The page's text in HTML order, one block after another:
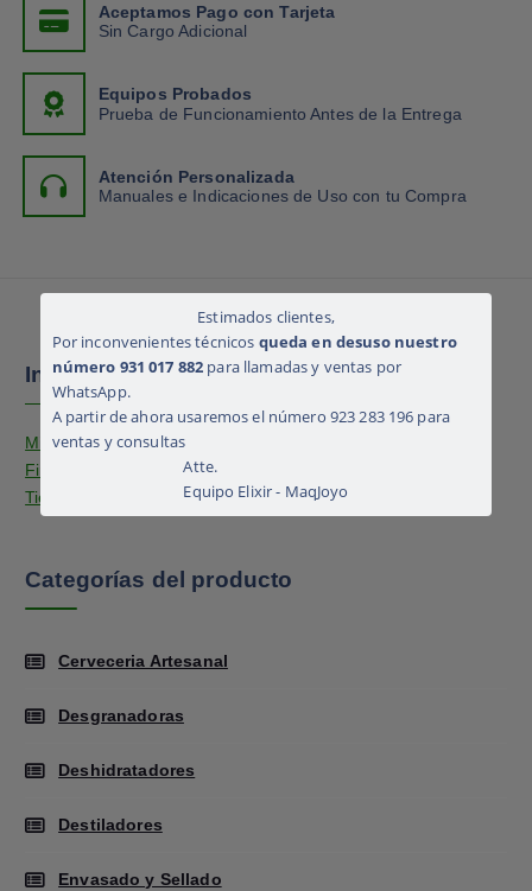
Aceptamos Pago con Tarjeta
Sin Cargo Adicional
Equipos Probados
Prueba de Funcionamiento Antes de la Entrega
Atención Personalizada
Manuales e Indicaciones de Uso con tu Compra
Información
Mi cuenta
Finalizar compra
Tienda
Categorías del producto
Cerveceria Artesanal
Desgranadoras
Deshidratadores
Destiladores
Envasado y Sellado
Estimados clientes,
Por inconvenientes técnicos queda en desuso nuestro
número 931 017 882 para llamadas y ventas por
WhatsApp.
A partir de ahora usaremos el número 923 283 196 para
ventas y consultas
Atte.
Equipo Elixir - MaqJoyo